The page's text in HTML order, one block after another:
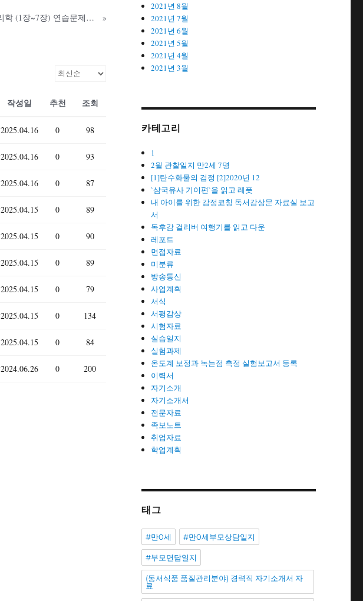
[최신보험수리학 ] 최신보험수리학 (1장~7장) 연습문제풀이 »
작성일 추천 조회
2025.04.16 0 98
2025.04.16 0 93
2025.04.16 0 87
2025.04.15 0 89
2025.04.15 0 90
2025.04.15 0 89
2025.04.15 0 79
2025.04.15 0 134
2025.04.15 0 84
2024.06.26 0 200
2021년 8월
2021년 7월
2021년 6월
2021년 5월
2021년 4월
2021년 3월
카테고리
1
2월 관찰일지 만2세 7명
[1]탄수화물의 검정 [2]2020년 12
`삼국유사 기이편`을 읽고 레폿
내 아이를 위한 감정코칭 독서감상문 자료실 보고
서
독후감 걸리버 여행기를 읽고 다운
레포트
면접자료
미분류
방송통신
사업계획
서식
서평감상
시험자료
실습일지
실험과제
온도계 보정과 녹는점 측정 실험보고서 등록
이력서
자기소개
자기소개서
전문자료
족보노트
취업자료
학업계획
태그
#만0세 #만0세부모상담일지
#부모면담일지
(동서식품 품질관리분야) 경력직 자기소개서 자
료